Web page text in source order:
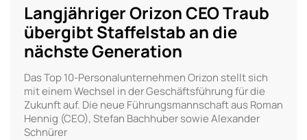
Langjähriger Orizon CEO Traub
übergibt Staffelstab an die
nächste Generation
Das Top 10-Personalunternehmen Orizon stellt sich
mit einem Wechsel in der Geschäftsführung für die
Zukunft auf. Die neue Führungsmannschaft aus Roman
Hennig (CEO), Stefan Bachhuber sowie Alexander
Schnürer